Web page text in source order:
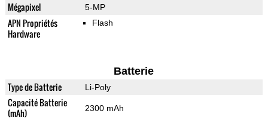
Mégapixel 5-MP
APN Propriétés
Hardware
Flash
Batterie
Type de Batterie Li-Poly
Capacité Batterie
(mAh)
2300 mAh